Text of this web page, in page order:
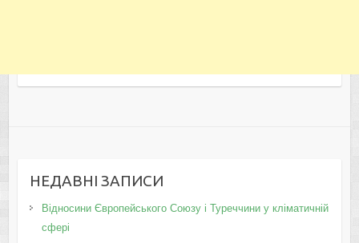
НЕДАВНІ ЗАПИСИ
Відносини Європейського Союзу і Туреччини у кліматичній
сфері